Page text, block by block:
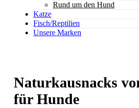
Rund um den Hund
Katze
Fisch/Reptilien
Unsere Marken
Naturkausnacks
für Hunde